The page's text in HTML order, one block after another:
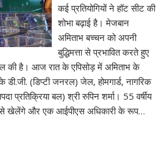
कई प्रतियोगियों ने हॉट सीट की
शोभा बढ़ाई है। मेजबान
अमिताभ बच्चन को अपनी
बुद्धिमत्ता से प्रभावित करते हुए
की है। आज रात के एपिसोड़ में अमिताभ के
(डिप्टी जनरल) जेल, होमगार्ड, नागरिक
प्रतिक्रिया बल) श्री रुपिन शर्मा। 55 वर्षीय
से खेलेंगे और एक आईपीएस अधिकारी के रूप…